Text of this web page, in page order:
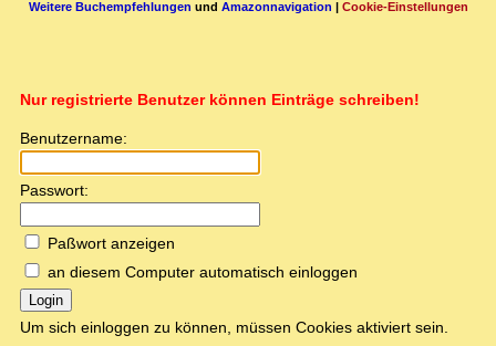
Weitere Buchempfehlungen und Amazonnavigation | Cookie-Einstellungen
Nur registrierte Benutzer können Einträge schreiben!
Benutzername:
Passwort:
Paßwort anzeigen
an diesem Computer automatisch einloggen
Login
Um sich einloggen zu können, müssen Cookies aktiviert sein.